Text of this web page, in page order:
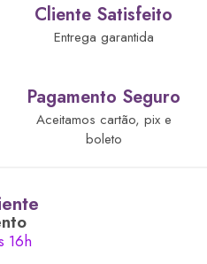
Cliente Satisfeito
Entrega garantida
Pagamento Seguro
Aceitamos cartão, pix e
boleto
16h